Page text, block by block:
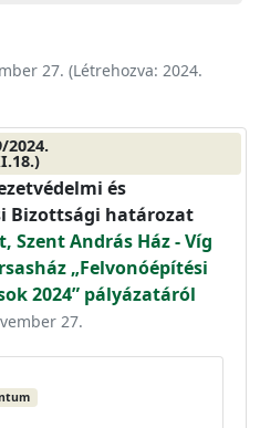
27. (Létrehozva: 2024.
2024.
és
Bizottsági határozat
Szent András Ház - Víg
„Felvonóépítési
2024” pályázatáról
27.